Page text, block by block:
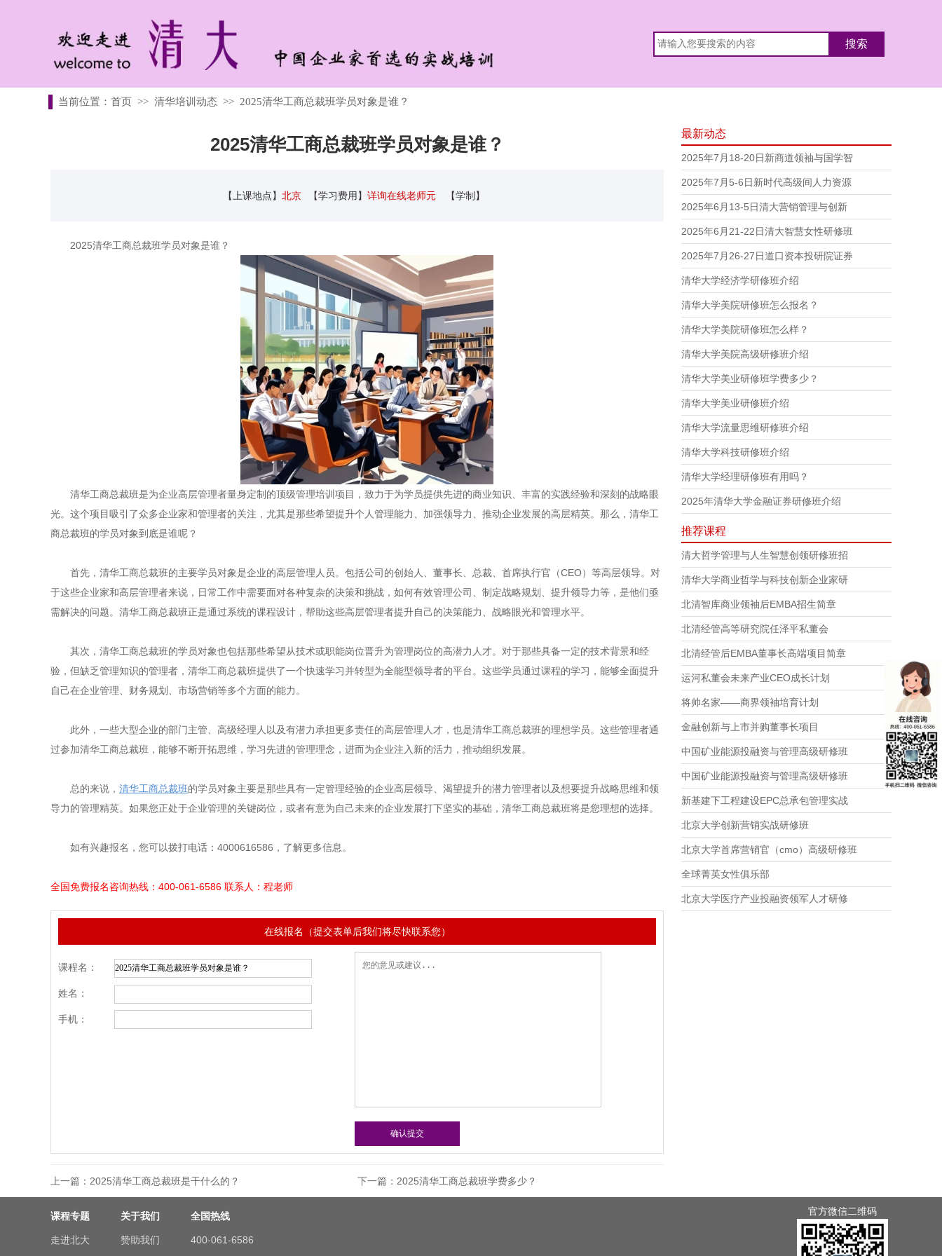
当前位置： 首页 >> 清华培训动态 >> 2025清华工商总裁班学员对象是谁？
2025清华工商总裁班学员对象是谁？
【上课地点】 北京 【学习费用】 详询在线老师元 【学制】
2025清华工商总裁班学员对象是谁？
清华工商总裁班是为企业高层管理者量身定制的顶级管理培训项目，致力于为学员提供先进的商业知识、丰富的实践经验和深刻的战略眼
光。这个项目吸引了众多企业家和管理者的关注，尤其是那些希望提升个人管理能力、加强领导力、推动企业发展的高层精英。那么，清华工
商总裁班的学员对象到底是谁呢？
首先，清华工商总裁班的主要学员对象是企业的高层管理人员。包括公司的创始人、董事长、总裁、首席执行官（CEO）等高层领导。对
于这些企业家和高层管理者来说，日常工作中需要面对各种复杂的决策和挑战，如何有效管理公司、制定战略规划、提升领导力等，是他们亟
需解决的问题。清华工商总裁班正是通过系统的课程设计，帮助这些高层管理者提升自己的决策能力、战略眼光和管理水平。
其次，清华工商总裁班的学员对象也包括那些希望从技术或职能岗位晋升为管理岗位的高潜力人才。对于那些具备一定的技术背景和经
验，但缺乏管理知识的管理者，清华工商总裁班提供了一个快速学习并转型为全能型领导者的平台。这些学员通过课程的学习，能够全面提升
自己在企业管理、财务规划、市场营销等多个方面的能力。
此外，一些大型企业的部门主管、高级经理人以及有潜力承担更多责任的高层管理人才，也是清华工商总裁班的理想学员。这些管理者通
过参加清华工商总裁班，能够不断开拓思维，学习先进的管理理念，进而为企业注入新的活力，推动组织发展。
总的来说， 清华工商总裁班的学员对象主要是那些具有一定管理经验的企业高层领导、渴望提升的潜力管理者以及想要提升战略思维和领
导力的管理精英。如果您正处于企业管理的关键岗位，或者有意为自己未来的企业发展打下坚实的基础，清华工商总裁班将是您理想的选择。
如有兴趣报名，您可以拨打电话：4000616586，了解更多信息。
全国免费报名咨询热线：400-061-6586 联系人：程老师
在线报名（提交表单后我们将尽快联系您）
课程名：
姓名：
手机：
上一篇： 2025清华工商总裁班是干什么的？ 下一篇： 2025清华工商总裁班学费多少？
最新动态
2025年7月18-20日新商道领袖与国学智
2025年7月5-6日新时代高级间人力资源
2025年6月13-5日清大营销管理与创新
2025年6月21-22日清大智慧女性研修班
2025年7月26-27日道口资本投研院证券
清华大学经济学研修班介绍
清华大学美院研修班怎么报名？
清华大学美院研修班怎么样？
清华大学美院高级研修班介绍
清华大学美业研修班学费多少？
清华大学美业研修班介绍
清华大学流量思维研修班介绍
清华大学科技研修班介绍
清华大学经理研修班有用吗？
2025年清华大学金融证券研修班介绍
推荐课程
清大哲学管理与人生智慧创领研修班招
清华大学商业哲学与科技创新企业家研
北清智库商业领袖后EMBA招生简章
北清经管高等研究院任泽平私董会
北清经管后EMBA董事长高端项目简章
运河私董会未来产业CEO成长计划
将帅名家——商界领袖培育计划
金融创新与上市并购董事长项目
中国矿业能源投融资与管理高级研修班
中国矿业能源投融资与管理高级研修班
新基建下工程建设EPC总承包管理实战
北京大学创新营销实战研修班
北京大学首席营销官（cmo）高级研修班
全球菁英女性俱乐部
北京大学医疗产业投融资领军人才研修
课程专题
走进北大
关于我们
赞助我们
全国热线
400-061-6586
官方微信二维码